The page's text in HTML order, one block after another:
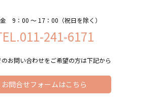
9：00 〜 17：00（祝日を除く）
241-6171
のお問い合わせをご希望の方は下記から
お問合せフォームはこちら